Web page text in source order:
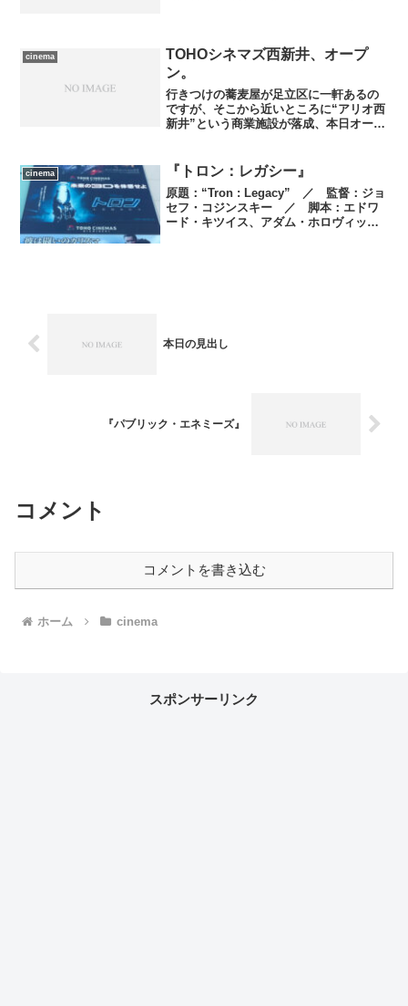
初の１本はけっ...
cinema
TOHOシネマズ西新井、オープ
ン。
行きつけの蕎麦屋が足立区に一軒あるの
ですが、そこから近いところに“アリオ西
新井”という商業施設が落成、本日オープ
っているのです。しばらく前に行きつけ
の蕎麦屋の定休日が...
cinema 『トロン：レガシー』
原題：“Tron : Legacy” ／ 監督：ジョ
セフ・コジンスキー ／ 脚本：エドワ
ード・キツイス、アダム・ホロヴィッ
本日の見出し
『パブリック・エネミーズ』
コメント
コメントを書き込む
ホーム cinema
スポンサーリンク